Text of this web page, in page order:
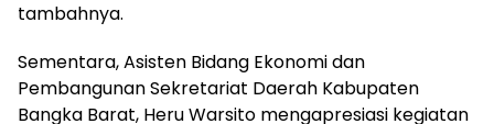
tambahnya.
Sementara, Asisten Bidang Ekonomi dan
Pembangunan Sekretariat Daerah Kabupaten
Bangka Barat, Heru Warsito mengapresiasi kegiatan